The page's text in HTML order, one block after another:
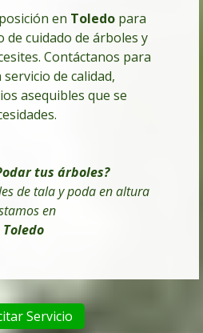
en Toledo para
de cuidado de árboles y
Contáctanos para
de calidad,
asequibles que se
tus árboles?
de tala y poda en altura
en
Toledo
Servicio